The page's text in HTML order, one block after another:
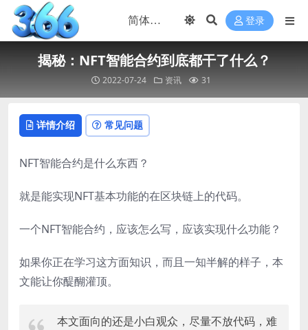
登录
揭秘：NFT智能合约到底都干了什么？
2022-07-24 资讯 31
详情介绍 常见问题
NFT智能合约是什么东西？
就是能实现NFT基本功能的在区块链上的代码。
一个NFT智能合约，应该怎么写，应该实现什么功能？
如果你正在学习这方面知识，而且一知半解的样子，本
文能让你醍醐灌顶。
本文面向的还是小白观众，尽量不放代码，难